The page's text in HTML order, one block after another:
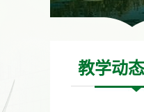
教学动